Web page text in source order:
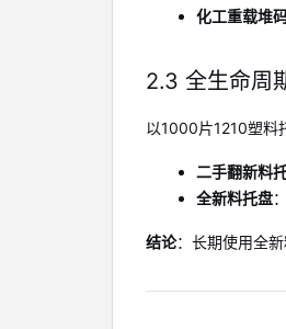
化工重载堆
2.3 全生命周
以1000片1210塑料
二手翻新料
全新料托盘
结论：长期使用全